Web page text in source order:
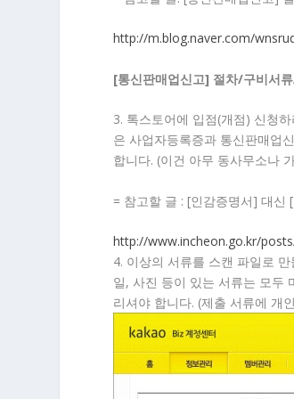
http://m.blog.naver.com/
[통신판매업신고] 절차/구비서
3. 톡스토어에 입점(개점) 신청
은 사업자등록증과 통신판매업
합니다. (이건 아무 동사무소나
= 참고할 글 : [인감증명서] 대신
http://www.incheon.go.kr/
4. 이상의 서류를 스캔 파일로
일, 사진 등이 있는 서류는 모두
리셔야 합니다. (제출 서류에 개